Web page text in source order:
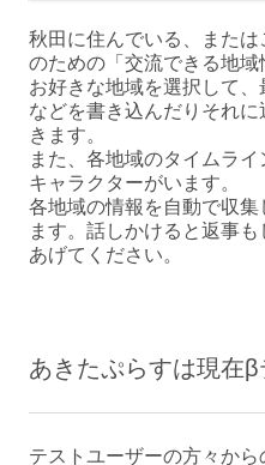
秋田に住んでいる、また
のための「交流できる地域
お好きな地域を選択して
などを書き込んだりそれ
きます。
また、各地域のタイムラ
キャラクターがいます。
各地域の情報を自動で収
ます。話しかけると返事
あげてください。
あきたぷらすは現在
テストユーザーの方々か